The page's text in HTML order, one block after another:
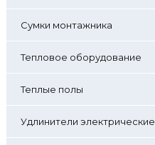
Сумки монтажника
Тепловое оборудование
Теплые полы
Удлинители электрические